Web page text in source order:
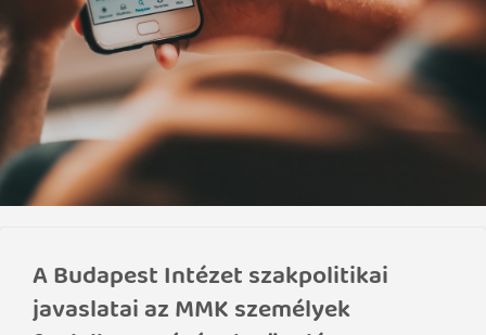
A Budapest Intézet szakpolitikai
javaslatai az MMK személyek